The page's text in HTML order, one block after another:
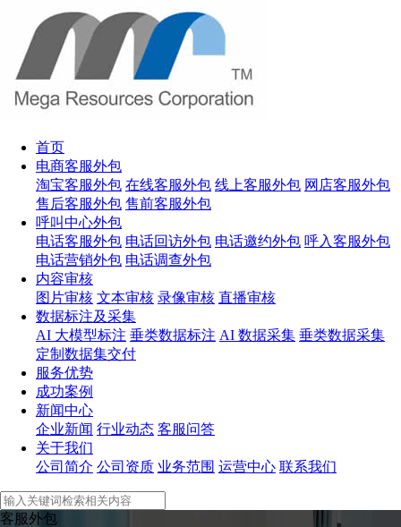
首页
电商客服外包
淘宝客服外包 在线客服外包 线上客服外包 网店客服外包
售后客服外包 售前客服外包
呼叫中心外包
电话客服外包 电话回访外包 电话邀约外包 呼入客服外包
电话营销外包 电话调查外包
内容审核
图片审核 文本审核 录像审核 直播审核
数据标注及采集
AI 大模型标注 垂类数据标注 AI 数据采集 垂类数据采集
定制数据集交付
服务优势
成功案例
新闻中心
企业新闻 行业动态 客服问答
关于我们
公司简介 公司资质 业务范围 运营中心 联系我们
客服外包